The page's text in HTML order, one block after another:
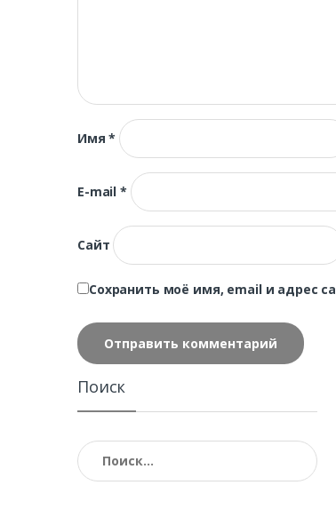
Имя*
E-mail*
Сайт
Сохранить моё имя, email и адрес
Поиск
Найти: